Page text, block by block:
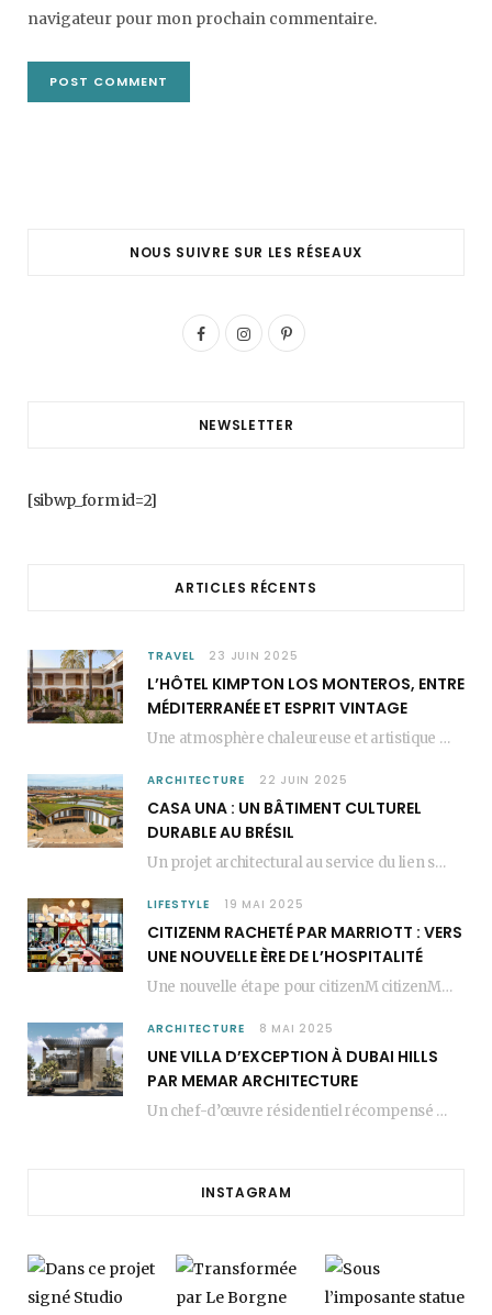
navigateur pour mon prochain commentaire.
NOUS SUIVRE SUR LES RÉSEAUX
F
k
I
a
P
s
NEWSLETTER
[sibwp_form id=2]
ARTICLES RÉCENTS
TRAVEL 23 JUIN 2025
L’HÔTEL KIMPTON LOS MONTEROS, ENTRE
MÉDITERRANÉE ET ESPRIT VINTAGE
Une atmosphère chaleureuse et artistique L’Hôtel Kimpton Los Monteros, récemment repensé par EL EQUIPO CREATIVO,…
ARCHITECTURE 22 JUIN 2025
CASA UNA : UN BÂTIMENT CULTUREL
DURABLE AU BRÉSIL
Un projet architectural au service du lien social Casa Una est un bâtiment culturel durable…
LIFESTYLE 19 MAI 2025
CITIZENM RACHETÉ PAR MARRIOTT : VERS
UNE NOUVELLE ÈRE DE L’HOSPITALITÉ
Une nouvelle étape pour citizenM citizenM racheté par Marriott, c’est une annonce qui marque un…
ARCHITECTURE 8 MAI 2025
UNE VILLA D’EXCEPTION À DUBAI HILLS
PAR MEMAR ARCHITECTURE
Un chef-d’œuvre résidentiel récompensé MEMAR Architecture, agence renommée basée à Dubaï, présente aujourd’hui sa dernière…
INSTAGRAM